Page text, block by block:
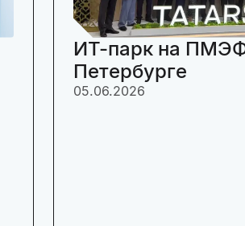
ИТ-парк на
Петербурге
05.06.2026